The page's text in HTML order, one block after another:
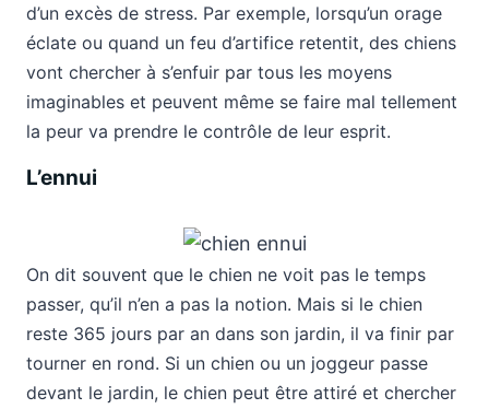
d’un excès de stress. Par exemple, lorsqu’un orage
éclate ou quand un feu d’artifice retentit, des chiens
vont chercher à s’enfuir par tous les moyens
imaginables et peuvent même se faire mal tellement
la peur va prendre le contrôle de leur esprit.
L’ennui
On dit souvent que le chien ne voit pas le temps
passer, qu’il n’en a pas la notion. Mais si le chien
reste 365 jours par an dans son jardin, il va finir par
tourner en rond. Si un chien ou un joggeur passe
devant le jardin, le chien peut être attiré et chercher